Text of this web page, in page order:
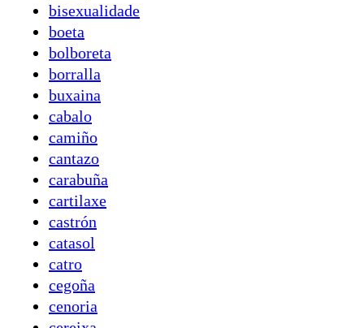
bisexualidade
boeta
bolboreta
borralla
buxaina
cabalo
camiño
cantazo
carabuña
cartilaxe
castrón
catasol
catro
cegoña
cenoria